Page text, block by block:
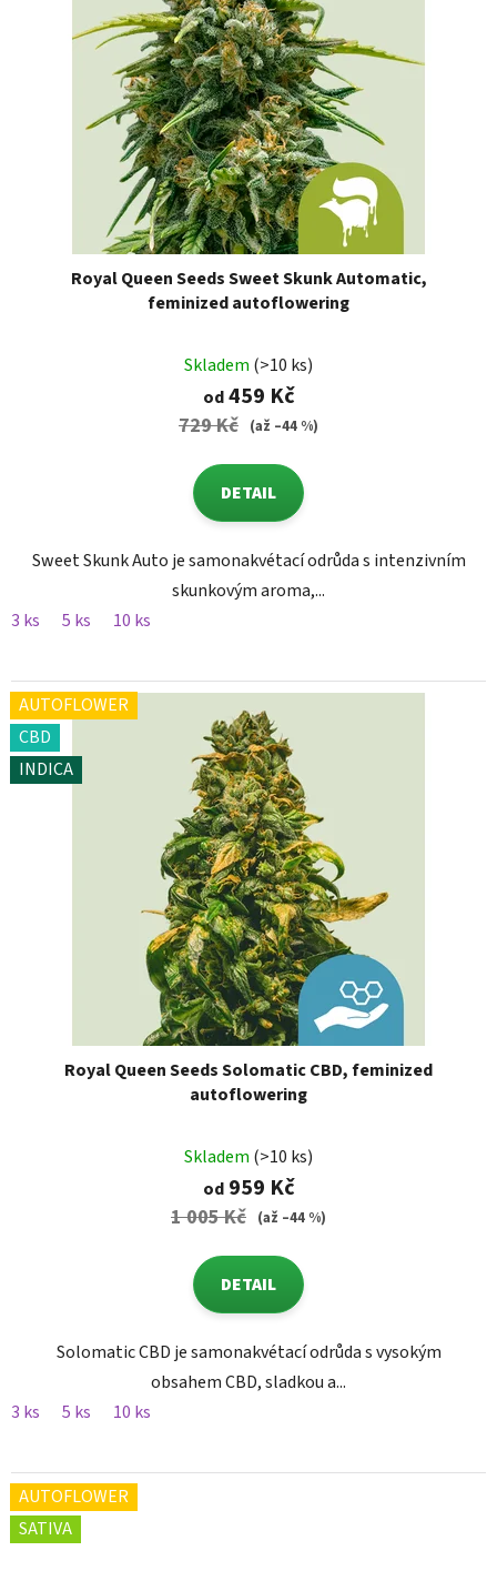
Royal Queen Seeds Sweet Skunk Automatic,
feminized autoflowering
Skladem (>10 ks)
od459 Kč
729 Kč (až –44 %)
DETAIL
Sweet Skunk Auto je samonakvétací odrůda s intenzivním
skunkovým aroma,...
3 ks
5 ks 10 ks
AUTOFLOWER
CBD
INDICA
Royal Queen Seeds Solomatic CBD, feminized
autoflowering
Skladem (>10 ks)
od959 Kč
1 005 Kč (až –44 %)
DETAIL
Solomatic CBD je samonakvétací odrůda s vysokým
obsahem CBD, sladkou a...
3 ks
5 ks 10 ks
AUTOFLOWER
SATIVA